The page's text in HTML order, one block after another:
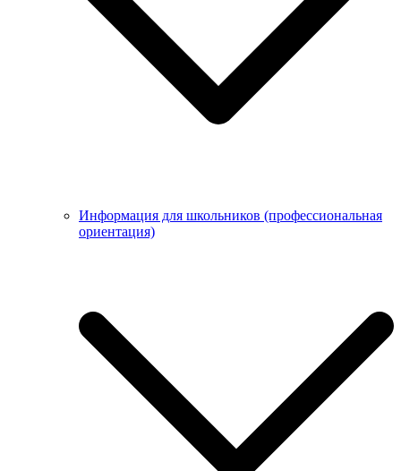
Информация для школьников (профессиональная
ориентация)